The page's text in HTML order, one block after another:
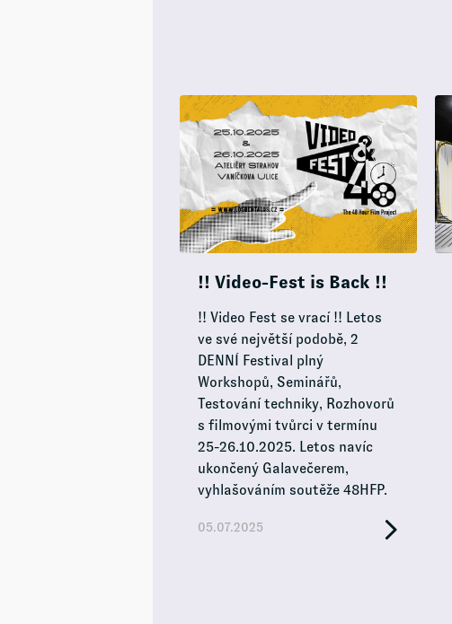
!! Video-Fest is Back !!
!! Video Fest se vrací !! Letos
ve své největší podobě, 2
DENNÍ Festival plný
Workshopů, Seminářů,
Testování techniky, Rozhovorů
s filmovými tvůrci v termínu
25-26.10.2025. Letos navíc
ukončený Galavečerem,
vyhlašováním soutěže 48HFP.
05.07.2025